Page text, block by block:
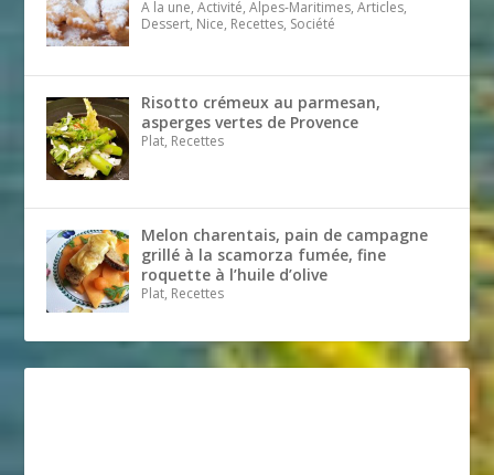
A la une, Activité, Alpes-Maritimes, Articles,
Dessert, Nice, Recettes, Société
Risotto crémeux au parmesan,
asperges vertes de Provence
Plat, Recettes
Melon charentais, pain de campagne
grillé à la scamorza fumée, fine
roquette à l’huile d’olive
Plat, Recettes